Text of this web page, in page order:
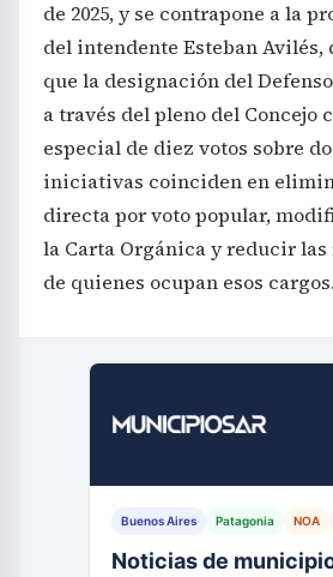
de 2025, y se contrapone a la
del intendente Esteban
que la designación del
a través del pleno del Concejo
especial de diez votos sobre
iniciativas coinciden en
directa por voto popular,
la Carta Orgánica y reducir
de quienes ocupan esos cargos.
Buenos Aires Patagonia NOA
Noticias de